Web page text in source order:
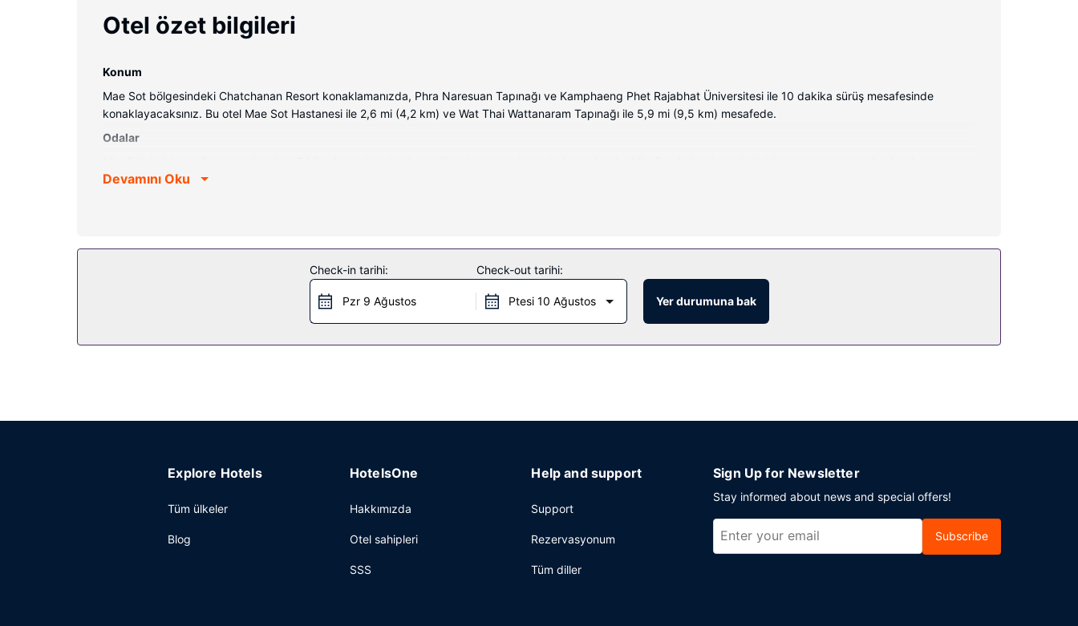
Otel özet bilgileri
Konum
Mae Sot bölgesindeki Chatchanan Resort konaklamanızda, Phra Naresuan Tapınağı ve Kamphaeng Phet Rajabhat Üniversitesi ile 10 dakika sürüş mesafesinde
konaklayacaksınız. Bu otel Mae Sot Hastanesi ile 2,6 mi (4,2 km) ve Wat Thai Wattanaram Tapınağı ile 5,9 mi (9,5 km) mesafede.
Odalar
Misafirlerimizin iyi vakit geçirebilmesi için uydu kanalları vardır. Banyolarda duş kabini ve ücretsiz banyo/kozmetik ürünleri vardır. Misafirlere kahve/çay makinesi ve
Misafirler için kuru temizleme/çamaşır yıkama servisi, 24 saat açık resepsiyon ve valiz dolabı mevcuttur. Ücretsiz otopark vardır.
Devamını Oku
Check-in tarihi:
Pzr 9 Ağustos
Check-out tarihi:
Ptesi 10 Ağustos Yer durumuna bak
Explore Hotels
Tüm ülkeler
Blog
HotelsOne
Hakkımızda
Otel sahipleri
SSS
Help and support
Support
Rezervasyonum
Tüm diller
Sign Up for Newsletter
Stay informed about news and special offers!
Subscribe